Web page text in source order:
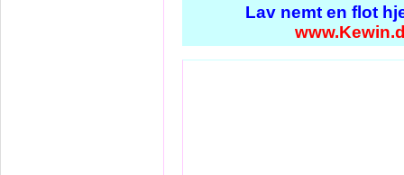
Lav nemt en flot